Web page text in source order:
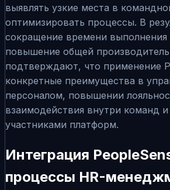
выявлять узкие места в
оптимизировать процессы. В
сокращение времени выполнения
повышение общей
подтверждают, что применение
конкретные преимущества в
персоналом, повышении
взаимодействия внутри команд
участниками платформ.
Интеграция
процессы HR-